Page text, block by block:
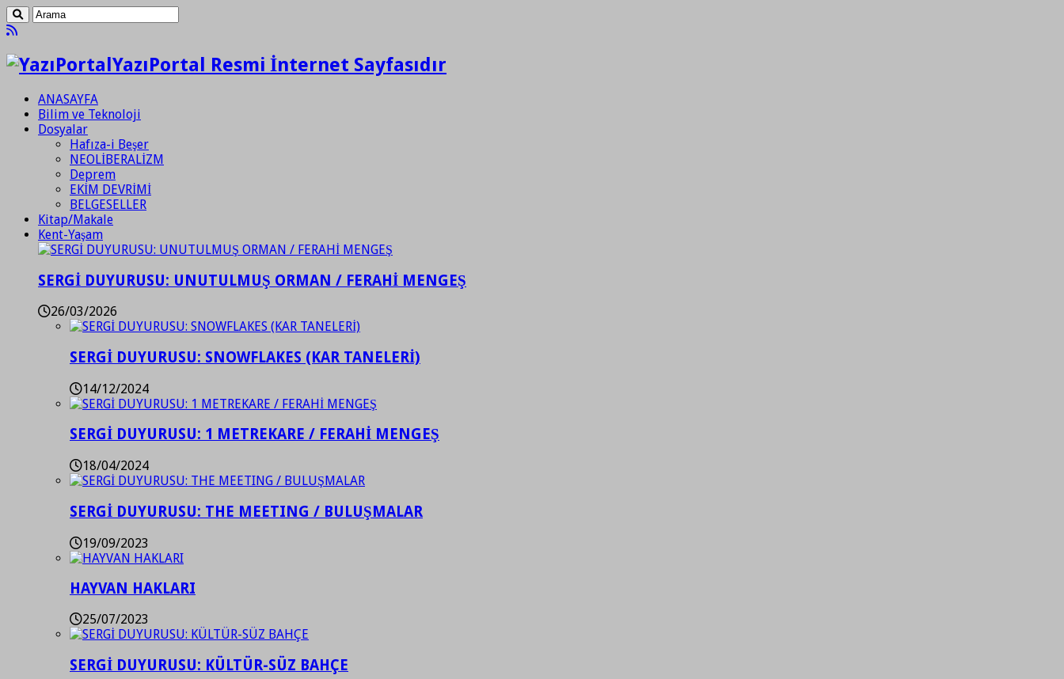
YazıPortal Resmi İnternet Sayfasıdır
ANASAYFA
Bilim ve Teknoloji
Dosyalar
Hafıza-i Beşer
NEOLİBERALİZM
Deprem
EKİM DEVRİMİ
BELGESELLER
Kitap/Makale
Kent-Yaşam
SERGİ DUYURUSU: UNUTULMUŞ ORMAN / FERAHİ MENGEŞ
26/03/2026
SERGİ DUYURUSU: SNOWFLAKES (KAR TANELERİ)
14/12/2024
SERGİ DUYURUSU: 1 METREKARE / FERAHİ MENGEŞ
18/04/2024
SERGİ DUYURUSU: THE MEETING / BULUŞMALAR
19/09/2023
HAYVAN HAKLARI
25/07/2023
SERGİ DUYURUSU: KÜLTÜR-SÜZ BAHÇE